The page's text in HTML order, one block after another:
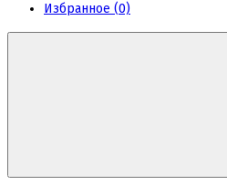
Избранное (0)